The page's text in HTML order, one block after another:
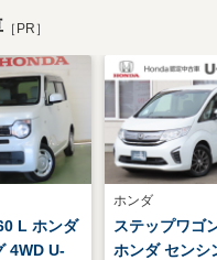
［PR］
L ホンダ
4WD U-
ホンダ
ステップワゴ
ホンダ センシ